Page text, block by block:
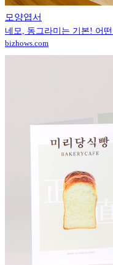
모양엽서
네모, 동그라미는 기본! 어
bizhows.com